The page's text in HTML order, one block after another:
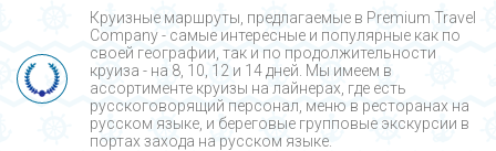
Круизные маршруты, предлагаемые в Premium Travel
Company - cамые интересные и популярные как по
своей географии, так и по продолжительности
круиза - на 8, 10, 12 и 14 дней. Мы имеем в
ассортименте круизы на лайнерах, где есть
русскоговорящий персонал, меню в ресторанах на
русском языке, и береговые групповые экскурсии в
портах захода на русском языке.